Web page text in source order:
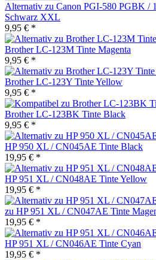
Alternativ zu Canon PGI-580 PGBK /
Schwarz XXL
9,95 € *
Brother LC-123M Tinte Magenta
9,95 € *
Brother LC-123Y Tinte Yellow
9,95 € *
Brother LC-123BK Tinte Black
9,95 € *
HP 950 XL / CN045AE Tinte Black
19,95 € *
HP 951 XL / CN048AE Tinte Yellow
19,95 € *
zu HP 951 XL / CN047AE Tinte
19,95 € *
HP 951 XL / CN046AE Tinte Cyan
19,95 € *